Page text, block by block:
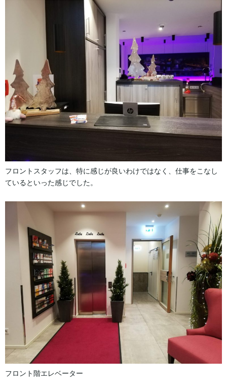
フロントスタッフは、特に感じが良いわけではなく、仕事をこなし
ているといった感じでした。
フロント階エレベーター